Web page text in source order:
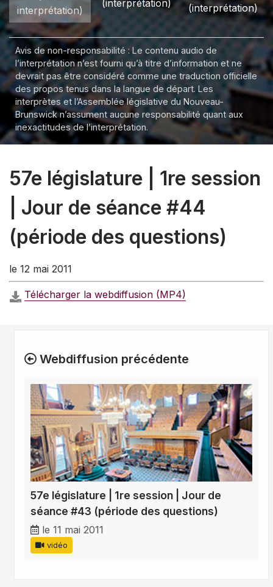
interprétation)
(interprétation)
(interprétation)
Avis de non-responsabilité : Le contenu audio de
l’interprétation n’est fourni qu’à titre d’information et ne
devrait pas être considéré comme une traduction officielle
des propos tenus dans la langue de départ. Les
interprètes et l’Assemblée législative du Nouveau-
Brunswick n’assument aucune responsabilité quant aux
inexactitudes de l’interprétation.
57e législature | 1re session
| Jour de séance #44
(période des questions)
le 12 mai 2011
Télécharger la webdiffusion (MP4)
Webdiffusion précédente
57e législature | 1re session | Jour de
séance #43 (période des questions)
le 11 mai 2011
vidéo